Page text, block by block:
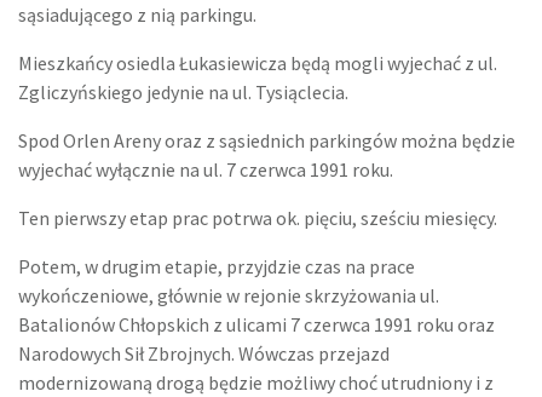
sąsiadującego z nią parkingu.
Mieszkańcy osiedla Łukasiewicza będą mogli wyjechać z ul.
Zgliczyńskiego jedynie na ul. Tysiąclecia.
Spod Orlen Areny oraz z sąsiednich parkingów można będzie
wyjechać wyłącznie na ul. 7 czerwca 1991 roku.
Ten pierwszy etap prac potrwa ok. pięciu, sześciu miesięcy.
Potem, w drugim etapie, przyjdzie czas na prace
wykończeniowe, głównie w rejonie skrzyżowania ul.
Batalionów Chłopskich z ulicami 7 czerwca 1991 roku oraz
Narodowych Sił Zbrojnych. Wówczas przejazd
modernizowaną drogą będzie możliwy choć utrudniony i z